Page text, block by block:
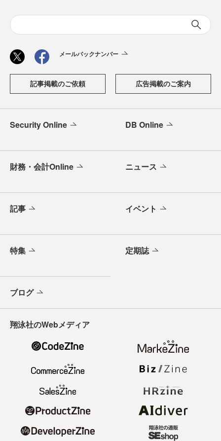
メールバックナンバー
記事掲載のご依頼 広告掲載のご案内
Security Online DB Online
財務・会計Online ニュース
記事 イベント
特集 定期誌
ブログ
翔泳社のWebメディア